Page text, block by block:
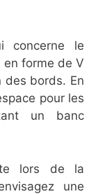
concerne le
forme de V
des bords. En
pour les
un banc
lors de la
une